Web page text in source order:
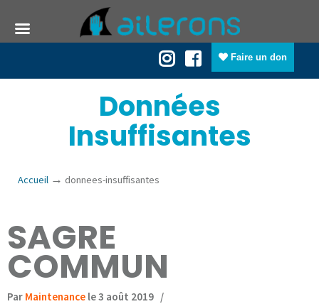
Faire un don
Données
Insuffisantes
Accueil → donnees-insuffisantes
SAGRE
COMMUN
Par Maintenance le 3 août 2019 /